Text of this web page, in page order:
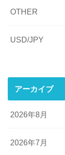
OTHER
USD/JPY
アーカイブ
2026年8月
2026年7月